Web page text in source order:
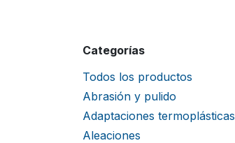
Categorías
Todos los productos
Abrasión y pulido
Adaptaciones termoplásticas
Aleaciones